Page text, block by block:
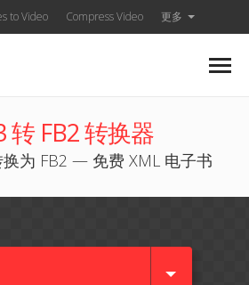
to Video Compress Video 更多
转 FB2 转换器
为 FB2 — 免费 XML 电子书